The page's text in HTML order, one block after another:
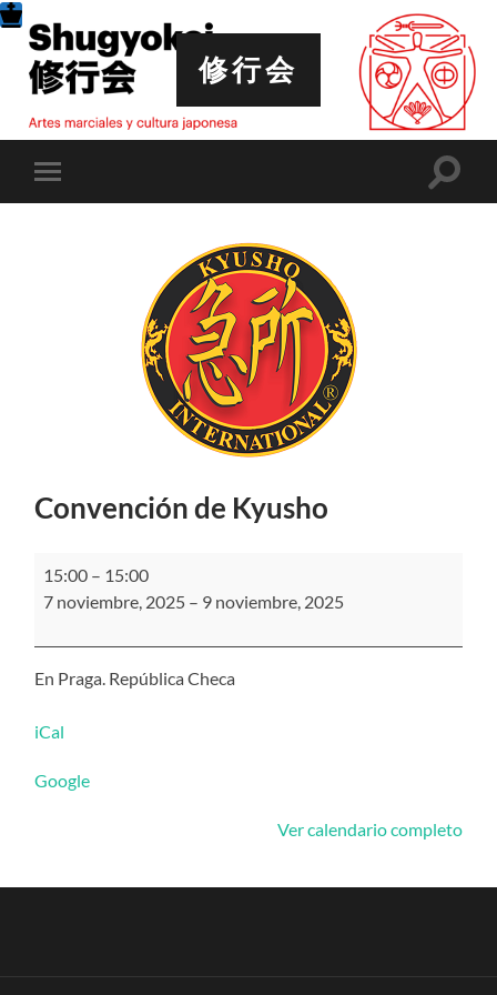
修行会
Alternar
el
Convención de Kyusho
de
Kyusho
15:00 – 15:00
7 noviembre, 2025 – 9 noviembre, 2025
En Praga. República Checa
iCal
Google
Ver calendario completo